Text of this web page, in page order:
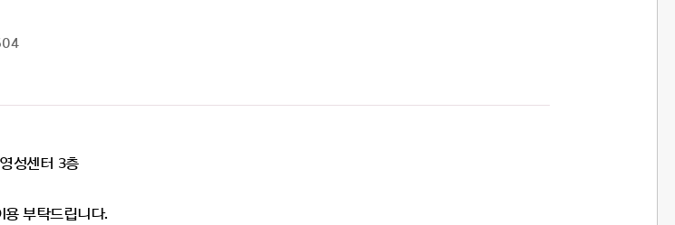
성센터 3층
용 부탁드립니다.